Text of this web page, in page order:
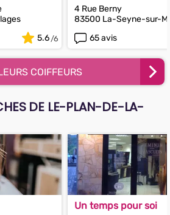
5.6
4 Rue Berny
83500 La-Seyne-sur-
65 avis
COIFFEURS
DE LE-PLAN-DE-LA-
Un temps pour soi